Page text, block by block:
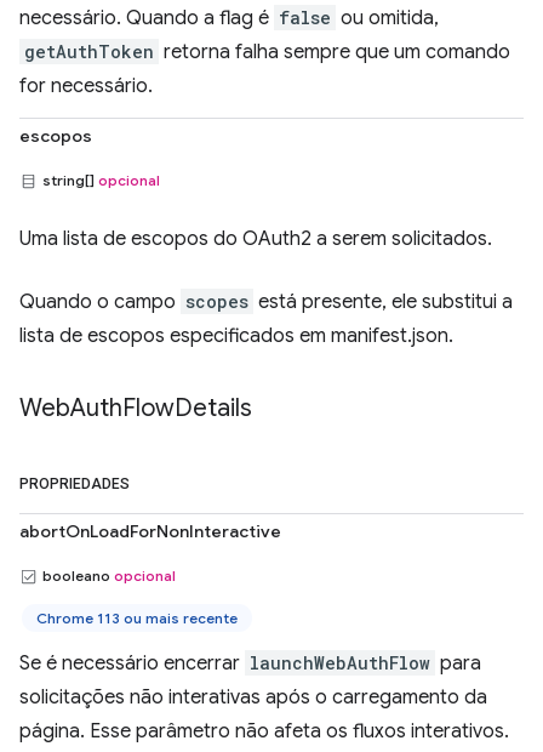
necessário. Quando a flag é false ou omitida,
getAuthToken retorna falha sempre que um comando
for necessário.
escopos
string[] opcional
Uma lista de escopos do OAuth2 a serem solicitados.
Quando o campo scopes está presente, ele substitui a
lista de escopos especificados em manifest.json.
WebAuthFlowDetails
PROPRIEDADES
abortOnLoadForNonInteractive
booleano opcional
Chrome 113 ou mais recente
Se é necessário encerrar launchWebAuthFlow para
solicitações não interativas após o carregamento da
página. Esse parâmetro não afeta os fluxos interativos.